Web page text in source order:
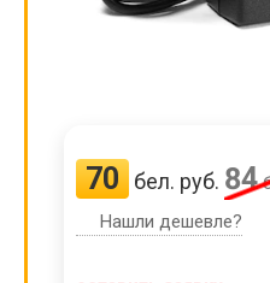
70 бел. руб. 84
Нашли дешевле?